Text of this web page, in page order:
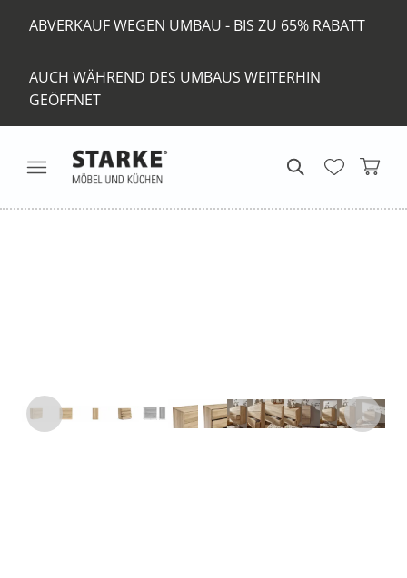
ABVERKAUF WEGEN UMBAU - BIS ZU 65% RABATT
AUCH WÄHREND DES UMBAUS WEITERHIN
GEÖFFNET